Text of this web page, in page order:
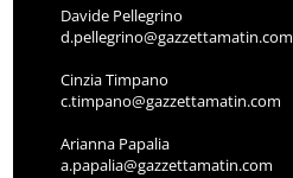
Davide Pellegrino
d.pellegrino@gazzettamatin.com
Cinzia Timpano
c.timpano@gazzettamatin.com
Arianna Papalia
a.papalia@gazzettamatin.com